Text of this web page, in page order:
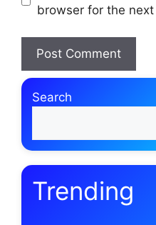
browser for the
Search
Trending